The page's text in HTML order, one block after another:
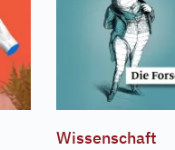
Wissenschaft